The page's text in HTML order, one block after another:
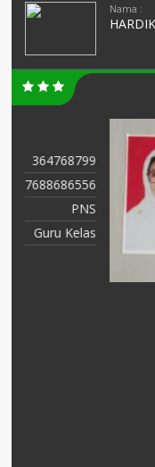
Nama :